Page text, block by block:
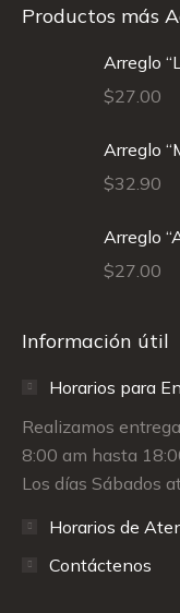
Productos más
Arreglo
$27.00
Arreglo
$32.90
Arreglo
$27.00
Información útil
Horarios para
Realizamos
8:00 am hasta
Los días Sábados
Horarios de
Contáctenos